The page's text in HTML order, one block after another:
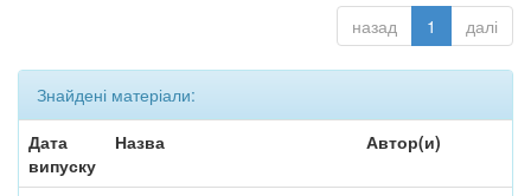
назад 1 далі
Знайдені матеріали:
Дата
випуску
Назва Автор(и)